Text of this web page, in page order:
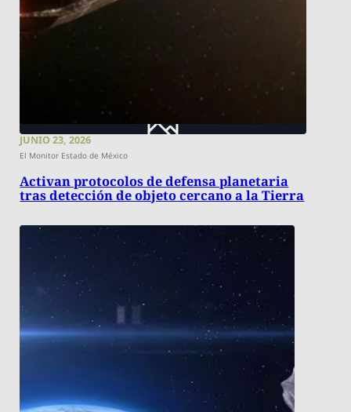
JUNIO 23, 2026
El Monitor Estado de México
Activan protocolos de defensa planetaria
tras detección de objeto cercano a la Tierra